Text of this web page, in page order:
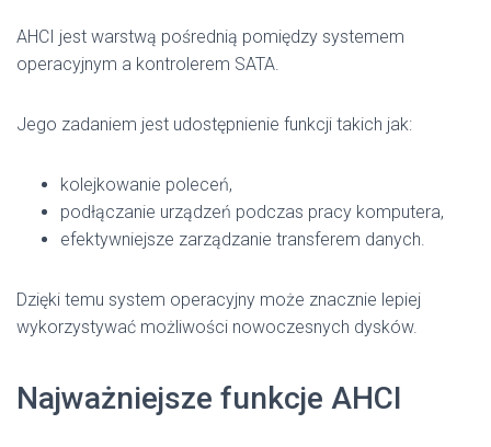
AHCI jest warstwą pośrednią pomiędzy systemem
operacyjnym a kontrolerem SATA.
Jego zadaniem jest udostępnienie funkcji takich jak:
kolejkowanie poleceń,
podłączanie urządzeń podczas pracy komputera,
efektywniejsze zarządzanie transferem danych.
Dzięki temu system operacyjny może znacznie lepiej
wykorzystywać możliwości nowoczesnych dysków.
Najważniejsze funkcje AHCI